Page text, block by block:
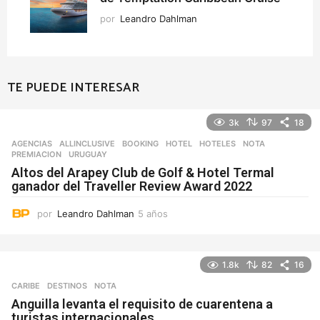
por Leandro Dahlman
TE PUEDE INTERESAR
3k 97 18
AGENCIAS ALLINCLUSIVE ,BOOKING ,HOTEL ,HOTELES ,NOTA
PREMIACION
,URUGUAY
Altos del Arapey Club de Golf & Hotel Termal
ganador del Traveller Review Award 2022
por Leandro Dahlman 5 años
1.8k 82 16
CARIBE ,DESTINOS NOTA
Anguilla levanta el requisito de cuarentena a